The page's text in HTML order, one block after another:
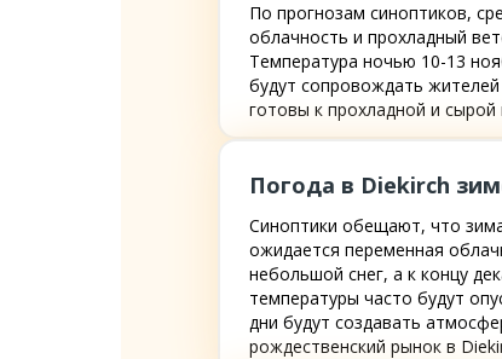
По прогнозам синоптиков,
облачность и прохладный
Температура ночью 10-13
будут сопровождать
готовы к прохладной и
Погода в Diekirch
Синоптики обещают, что
ожидается переменная
небольшой снег, а к концу
температуры часто будут
дни будут создавать
рождественский рынок в